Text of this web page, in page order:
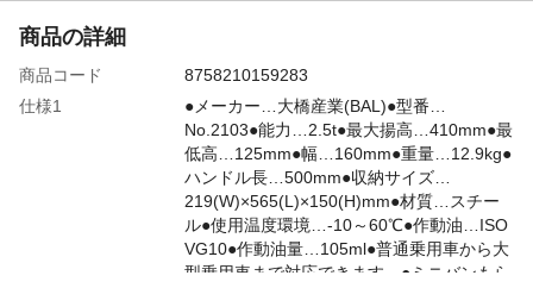
商品の詳細
商品コード
8758210159283
仕様1
●メーカー…大橋産業(BAL)●型番…
No.2103●能力…2.5t●最大揚高…410mm●最
低高…125mm●幅…160mm●重量…12.9kg●
ハンドル長…500mm●収納サイズ…
219(W)×565(L)×150(H)mm●材質…スチー
ル●使用温度環境…-10～60℃●作動油…ISO
VG10●作動油量…105ml●普通乗用車から大
型乗用車まで対応できます。●ミニバンもら